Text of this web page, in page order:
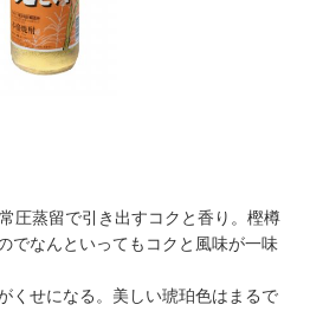
圧蒸留で引き出すコクと香り。樫樽
でなんといってもコクと風味が一味
くせになる。美しい琥珀色はまるで